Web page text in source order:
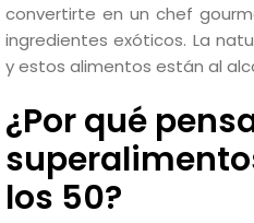
convertirte en un chef
ingredientes exóticos. La
y estos alimentos están al
¿Por qué
los 50?